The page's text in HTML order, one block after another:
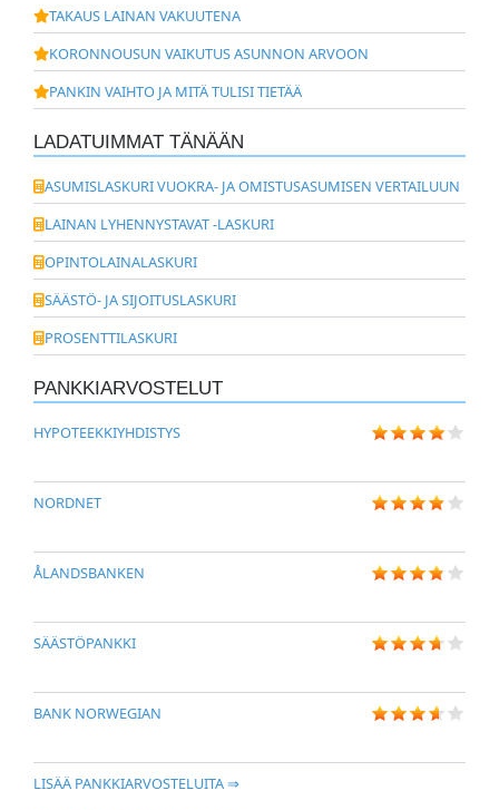
TAKAUS LAINAN VAKUUTENA
KORONNOUSUN VAIKUTUS ASUNNON ARVOON
PANKIN VAIHTO JA MITÄ TULISI TIETÄÄ
LADATUIMMAT TÄNÄÄN
ASUMISLASKURI VUOKRA- JA OMISTUSASUMISEN VERTAILUUN
LAINAN LYHENNYSTAVAT -LASKURI
OPINTOLAINALASKURI
SÄÄSTÖ- JA SIJOITUSLASKURI
PROSENTTILASKURI
PANKKIARVOSTELUT
HYPOTEEKKIYHDISTYS
NORDNET
ÅLANDSBANKEN
SÄÄSTÖPANKKI
BANK NORWEGIAN
LISÄÄ PANKKIARVOSTELUITA ⇒